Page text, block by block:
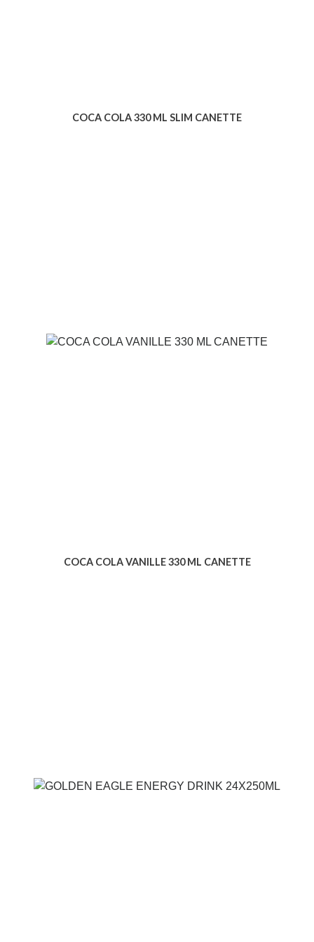
COCA COLA 330 ML SLIM CANETTE
COCA COLA VANILLE 330 ML CANETTE